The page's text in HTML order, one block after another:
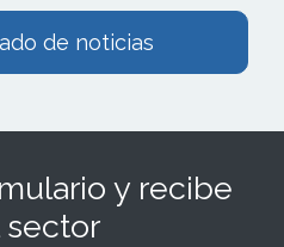
de noticias
y recibe